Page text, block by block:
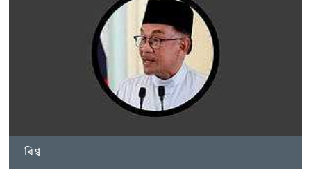
বিশ্ব